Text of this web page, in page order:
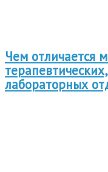
Чем отличается
лабораторных